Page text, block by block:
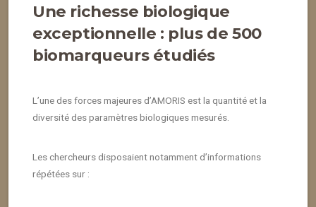
Une richesse biologique
exceptionnelle : plus de 500
biomarqueurs étudiés
L’une des forces majeures d’AMORIS est la quantité et la
diversité des paramètres biologiques mesurés.
Les chercheurs disposaient notamment d’informations
répétées sur :